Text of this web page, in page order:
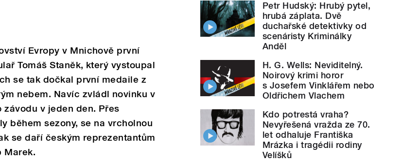
Evropy v Mnichově první
Tomáš Staněk, který vystoupal
se tak dočkal první medaile z
nebem. Navíc zvládl novinku v
v jeden den. Přes
během sezony, se na vrcholnou
se daří českým reprezentantům
Marek.
Petr Hudský: Hrubý pytel,
hrubá záplata. Dvě
duchařské detektivky od
scenáristy Kriminálky
Anděl
H. G. Wells: Neviditelný.
Noirový krimi horor
s Josefem Vinklářem nebo
Oldřichem Vlachem
Kdo potrestá vraha?
Nevyřešená vražda ze 70.
let odhaluje Františka
Mrázka i tragédii rodiny
Velíšků